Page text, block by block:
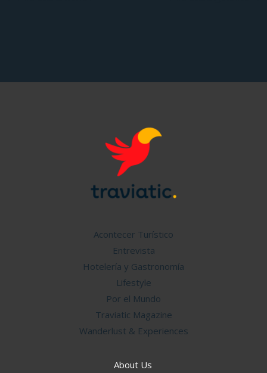
Acontecer Turístico
Entrevista
Hotelería y Gastronomía
Lifestyle
Por el Mundo
Traviatic Magazine
Wanderlust & Experiences
About Us